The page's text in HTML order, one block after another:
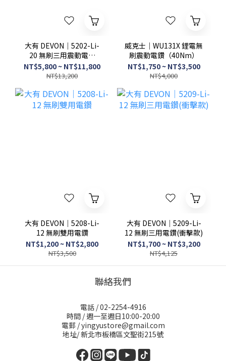
大有 DEVON｜5202-Li-
20 無刷三用震動電鑽
(160Nm)
NT$5,800 ~ NT$11,800
NT$13,200
威克士｜WU131X 鋰電無
刷震動電鑽（40Nm）
NT$1,750 ~ NT$3,500
NT$4,000
大有 DEVON｜5208-Li-
12 無刷雙用電鑽
NT$1,200 ~ NT$2,800
NT$3,500
大有 DEVON｜5209-Li-
12 無刷三用電鑽(衝擊款)
NT$1,700 ~ NT$3,200
NT$4,125
聯絡我們
電話 / 02-2254-4916
時間 / 週一至週日10:00-20:00
電郵 / yingyustore@gmail.com
地址/ 新北市板橋區文聖街215號